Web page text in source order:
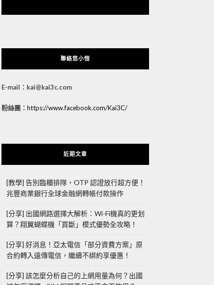
聯絡悠小愷
E-mail：kai@kai3c.com
粉絲團： https://www.facebook.com/Kai3C/
近期文章
[教學] 告別臨櫃排隊，OTP 認證放行超方便！
兆豐商業銀行全球金融網轉帳付款操作
[分享] 出國網路選擇大解析：Wi-Fi機真的更划
算？翔翼蝴蝶機「買斷」模式優勢全攻略！
[分享] 好消息！亞太電信「部分資費方案」原
合約轉入遠傳電信，繼續不綁約享優惠！
[分享] 該怎麼分析自己的上網用量為何？出國